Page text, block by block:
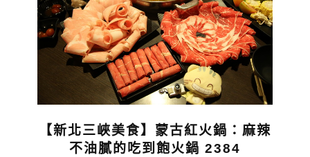
【新北三峽美食】蒙古紅火鍋：麻辣
不油膩的吃到飽火鍋 2384